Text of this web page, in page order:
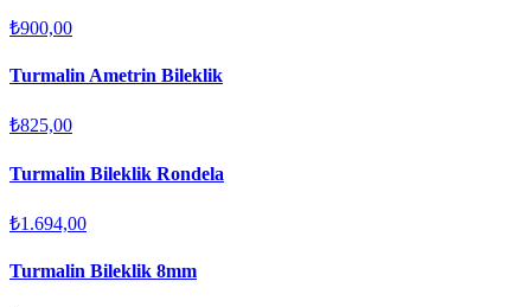
₺900,00
Turmalin Ametrin Bileklik
₺825,00
Turmalin Bileklik Rondela
₺1.694,00
Turmalin Bileklik 8mm